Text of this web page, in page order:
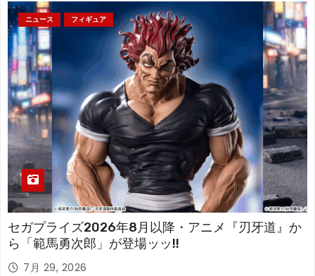
ニュース フィギュア
セガプライズ2026年8月以降・アニメ『刃牙道』か
ら「範馬勇次郎」が登場ッッ!!
7月 29, 2026